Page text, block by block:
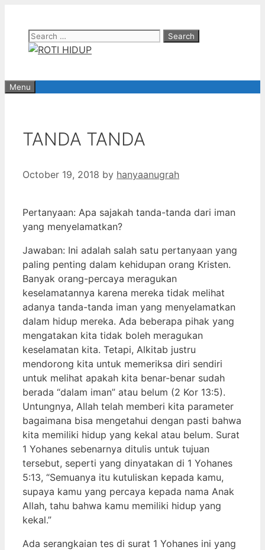
contentSearch
for:
Menu
TANDA TANDA
October 19, 2018 by hanyaanugrah
Pertanyaan: Apa sajakah tanda-tanda dari iman
yang menyelamatkan?
Jawaban: Ini adalah salah satu pertanyaan yang
paling penting dalam kehidupan orang Kristen.
Banyak orang-percaya meragukan
keselamatannya karena mereka tidak melihat
adanya tanda-tanda iman yang menyelamatkan
dalam hidup mereka. Ada beberapa pihak yang
mengatakan kita tidak boleh meragukan
keselamatan kita. Tetapi, Alkitab justru
mendorong kita untuk memeriksa diri sendiri
untuk melihat apakah kita benar-benar sudah
berada “dalam iman” atau belum (2 Kor 13:5).
Untungnya, Allah telah memberi kita parameter
bagaimana bisa mengetahui dengan pasti bahwa
kita memiliki hidup yang kekal atau belum. Surat
1 Yohanes sebenarnya ditulis untuk tujuan
tersebut, seperti yang dinyatakan di 1 Yohanes
5:13, “Semuanya itu kutuliskan kepada kamu,
supaya kamu yang percaya kepada nama Anak
Allah, tahu bahwa kamu memiliki hidup yang
kekal.”
Ada serangkaian tes di surat 1 Yohanes ini yang